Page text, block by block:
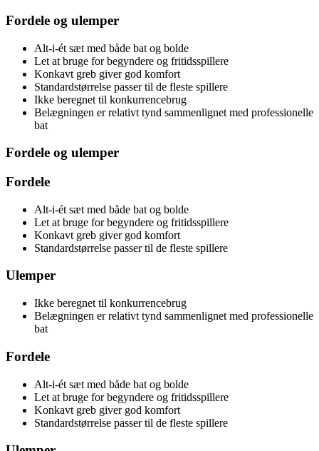
Fordele og ulemper
Alt-i-ét sæt med både bat og bolde
Let at bruge for begyndere og fritidsspillere
Konkavt greb giver god komfort
Standardstørrelse passer til de fleste spillere
Ikke beregnet til konkurrencebrug
Belægningen er relativt tynd sammenlignet med professionelle
bat
Fordele og ulemper
Fordele
Alt-i-ét sæt med både bat og bolde
Let at bruge for begyndere og fritidsspillere
Konkavt greb giver god komfort
Standardstørrelse passer til de fleste spillere
Ulemper
Ikke beregnet til konkurrencebrug
Belægningen er relativt tynd sammenlignet med professionelle
bat
Fordele
Alt-i-ét sæt med både bat og bolde
Let at bruge for begyndere og fritidsspillere
Konkavt greb giver god komfort
Standardstørrelse passer til de fleste spillere